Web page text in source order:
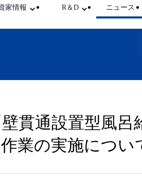
家情報 R＆D ニュース
貫通設置型風呂
業の実施につい